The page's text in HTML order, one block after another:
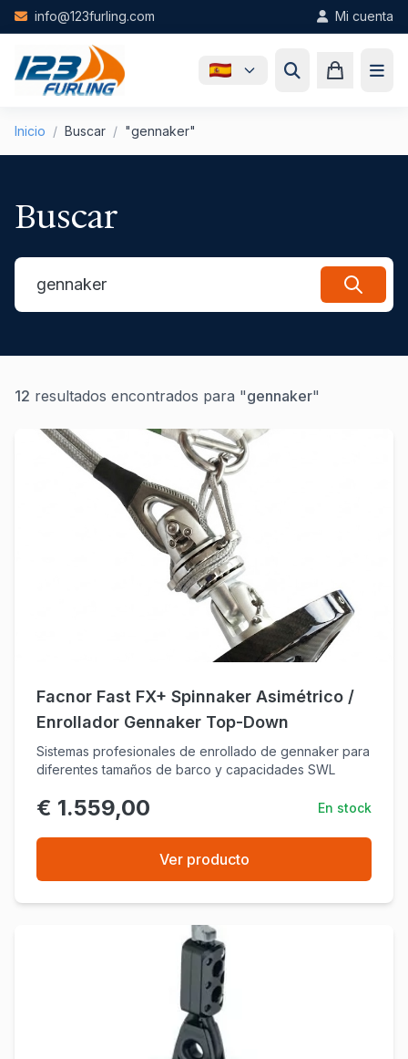
Skip to main content
info@123furling.com Mi cuenta
Inicio / Buscar / "gennaker"
Buscar
12 resultados encontrados para "gennaker"
Facnor Fast FX+ Spinnaker Asimétrico /
Enrollador Gennaker Top-Down
Sistemas profesionales de enrollado de gennaker para
diferentes tamaños de barco y capacidades SWL
€ 1.559,00 En stock
Ver producto